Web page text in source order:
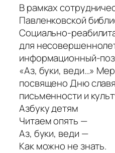
В рамках
Павленковской
Cоциально-
для
информационный-
«Аз, буки, веди…»
посвящено Дню
письменности и
Азбуку детям
Читаем опять —
Аз, буки, веди —
Как можно не знать.